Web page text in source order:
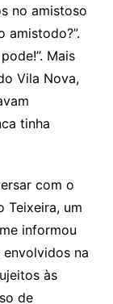
no amistoso
Mais
Vila Nova,
tinha
com o
Teixeira, um
informou
na
às
de